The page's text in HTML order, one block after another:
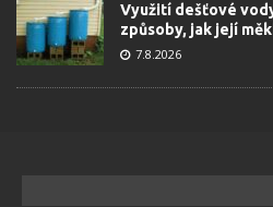
Využití dešťové
způsoby, jak její
7.8.2026